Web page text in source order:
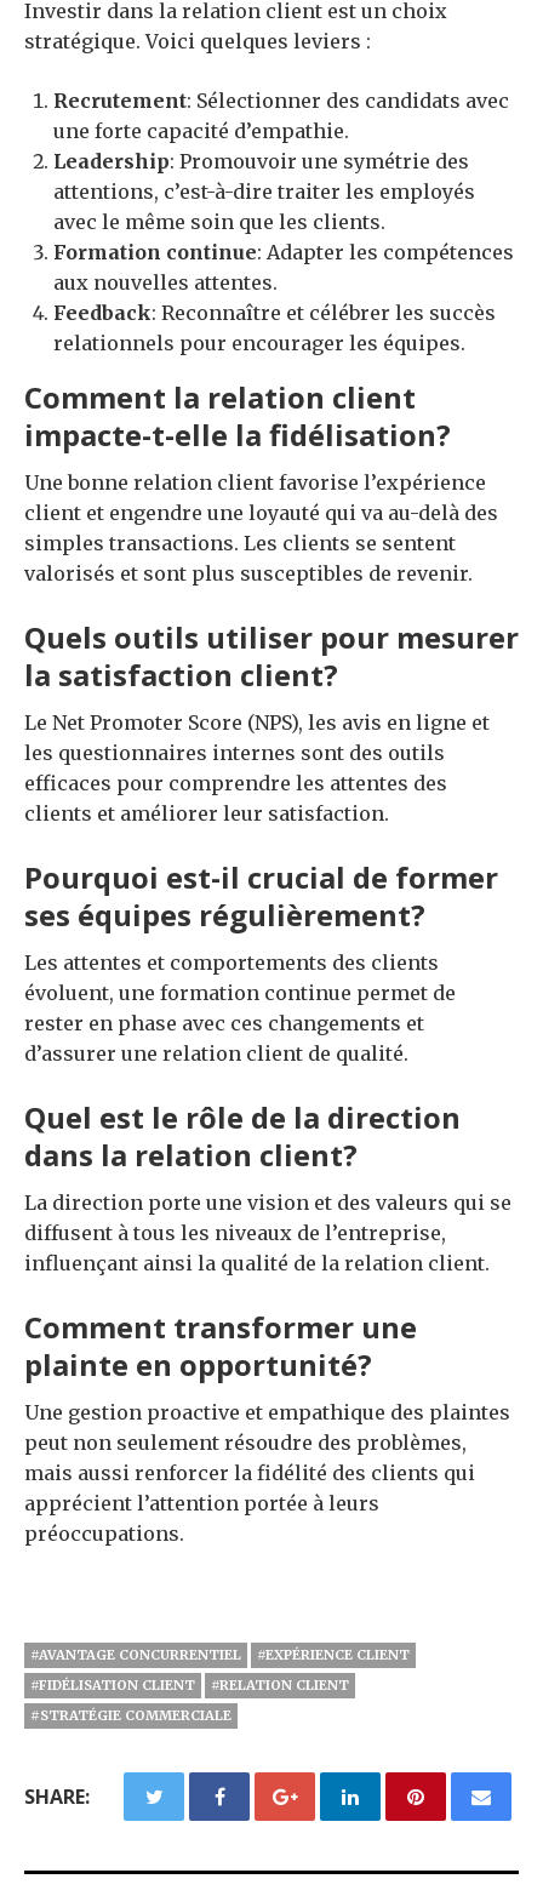
Investir dans la relation client est un choix
stratégique. Voici quelques leviers :
Recrutement: Sélectionner des candidats avec
une forte capacité d’empathie.
Leadership: Promouvoir une symétrie des
attentions, c’est-à-dire traiter les employés
avec le même soin que les clients.
Formation continue: Adapter les compétences
aux nouvelles attentes.
Feedback: Reconnaître et célébrer les succès
relationnels pour encourager les équipes.
Comment la relation client
impacte-t-elle la fidélisation?
Une bonne relation client favorise l’expérience
client et engendre une loyauté qui va au-delà des
simples transactions. Les clients se sentent
valorisés et sont plus susceptibles de revenir.
Quels outils utiliser pour mesurer
la satisfaction client?
Le Net Promoter Score (NPS), les avis en ligne et
les questionnaires internes sont des outils
efficaces pour comprendre les attentes des
clients et améliorer leur satisfaction.
Pourquoi est-il crucial de former
ses équipes régulièrement?
Les attentes et comportements des clients
évoluent, une formation continue permet de
rester en phase avec ces changements et
d’assurer une relation client de qualité.
Quel est le rôle de la direction
dans la relation client?
La direction porte une vision et des valeurs qui se
diffusent à tous les niveaux de l’entreprise,
influençant ainsi la qualité de la relation client.
Comment transformer une
plainte en opportunité?
Une gestion proactive et empathique des plaintes
peut non seulement résoudre des problèmes,
mais aussi renforcer la fidélité des clients qui
apprécient l’attention portée à leurs
préoccupations.
#AVANTAGE CONCURRENTIEL
#EXPÉRIENCE CLIENT
#FIDÉLISATION CLIENT
#RELATION CLIENT
#STRATÉGIE COMMERCIALE
SHARE: